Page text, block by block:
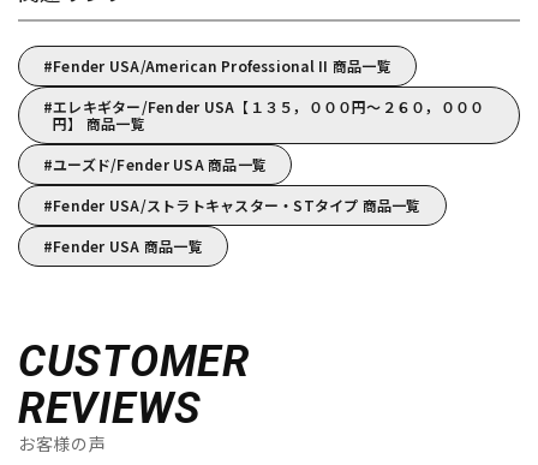
Fender USA/American Professional II 商品一覧
エレキギター/Fender USA【１３５，０００円～２６０，０００
円】 商品一覧
ユーズド/Fender USA 商品一覧
Fender USA/ストラトキャスター・STタイプ 商品一覧
Fender USA 商品一覧
CUSTOMER
REVIEWS
お客様の声